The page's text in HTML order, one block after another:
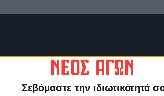
Σεβόμαστε την ιδιωτικότητά